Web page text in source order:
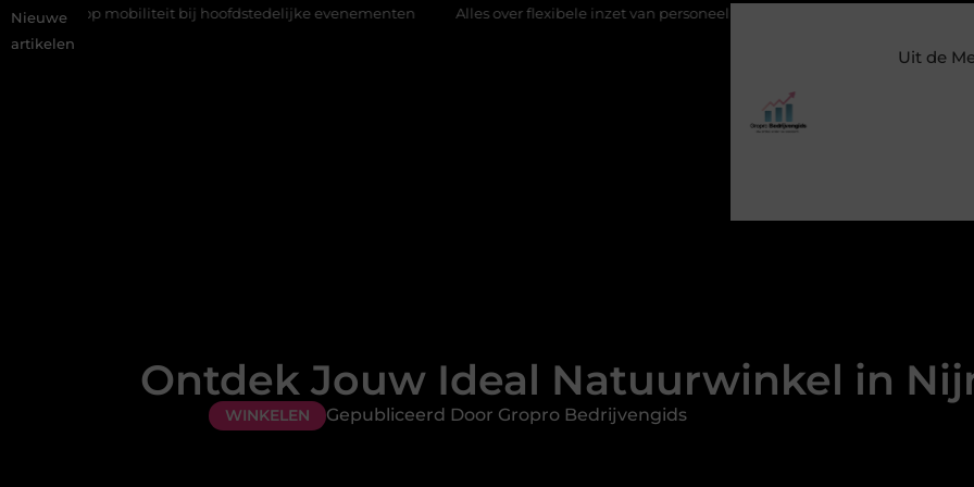
Nieuwe
artikelen
bij hoofdstedelijke evenementen Alles over flexibele inzet van personeel Staalconstructiebedrijf Molenschot:
Uit de
Ontdek Jouw Ideal Natuurwinkel in
WINKELEN Gepubliceerd Door Gropro Bedrijvengids